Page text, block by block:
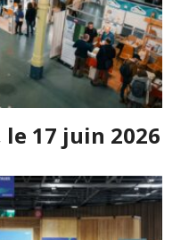
17 juin 2026